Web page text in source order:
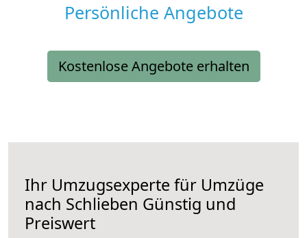
Persönliche Angebote
Kostenlose Angebote erhalten
Ihr Umzugsexperte für Umzüge
nach Schlieben Günstig und
Preiswert